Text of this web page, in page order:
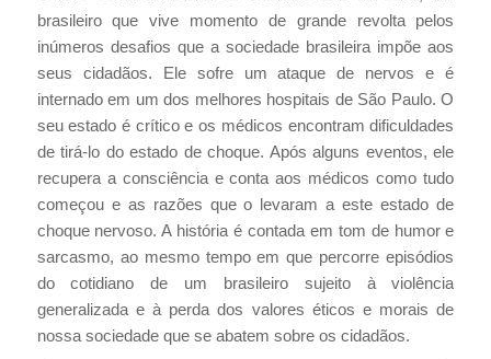
brasileiro que vive momento de grande revolta pelos
inúmeros desafios que a sociedade brasileira impõe aos
seus cidadãos. Ele sofre um ataque de nervos e é
internado em um dos melhores hospitais de São Paulo. O
seu estado é crítico e os médicos encontram dificuldades
de tirá-lo do estado de choque. Após alguns eventos, ele
recupera a consciência e conta aos médicos como tudo
começou e as razões que o levaram a este estado de
choque nervoso. A história é contada em tom de humor e
sarcasmo, ao mesmo tempo em que percorre episódios
do cotidiano de um brasileiro sujeito à violência
generalizada e à perda dos valores éticos e morais de
nossa sociedade que se abatem sobre os cidadãos.